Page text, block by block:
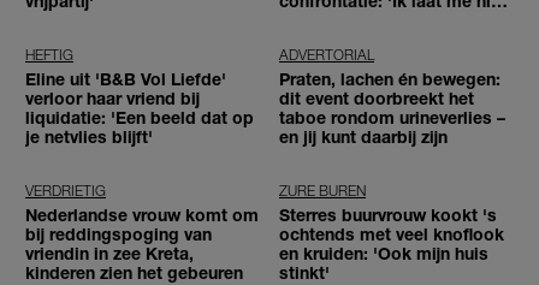
HEFTIG
Eline uit 'B&B Vol Liefde'
verloor haar vriend bij
liquidatie: 'Een beeld dat op
je netvlies blijft'
ADVERTORIAL
Praten, lachen én bewegen:
dit event doorbreekt het
taboe rondom urineverlies –
en jij kunt daarbij zijn
VERDRIETIG
Nederlandse vrouw komt om
bij reddingspoging van
vriendin in zee Kreta,
kinderen zien het gebeuren
ZURE BUREN
Sterres buurvrouw kookt 's
ochtends met veel knoflook
en kruiden: 'Ook mijn huis
stinkt'